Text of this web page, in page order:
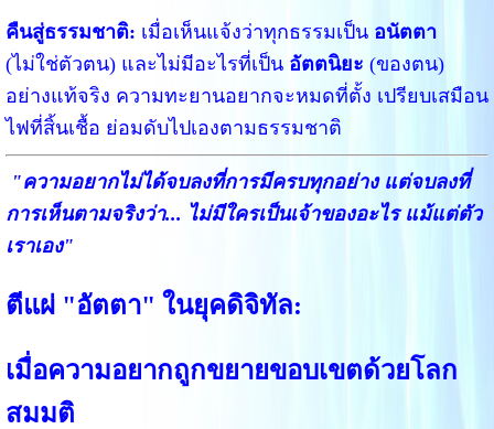
คืนสู่ธรรมชาติ: เมื่อเห็นแจ้งว่าทุกธรรมเป็น อนัตตา
(ไม่ใช่ตัวตน) และไม่มีอะไรที่เป็น อัตตนิยะ (ของตน)
อย่างแท้จริง ความทะยานอยากจะหมดที่ตั้ง เปรียบเสมือน
ไฟที่สิ้นเชื้อ ย่อมดับไปเองตามธรรมชาติ
"ความอยากไม่ได้จบลงที่การมีครบทุกอย่าง แต่จบลงที่
การเห็นตามจริงว่า... ไม่มีใครเป็นเจ้าของอะไร แม้แต่ตัว
เราเอง"
ตีแผ่ "อัตตา" ในยุคดิจิทัล:
เมื่อความอยากถูกขยายขอบเขตด้วยโลก
สมมติ